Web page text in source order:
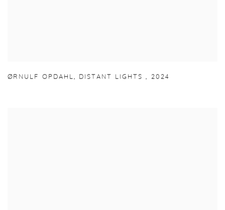
ØRNULF OPDAHL, DISTANT LIGHTS, 2024